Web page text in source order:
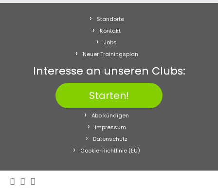
Standorte
Kontakt
Jobs
Neuer Trainingsplan
Interesse an unseren Clubs:
Starten!
Abo kündigen
Impressum
Datenschutz
Cookie-Richtlinie (EU)